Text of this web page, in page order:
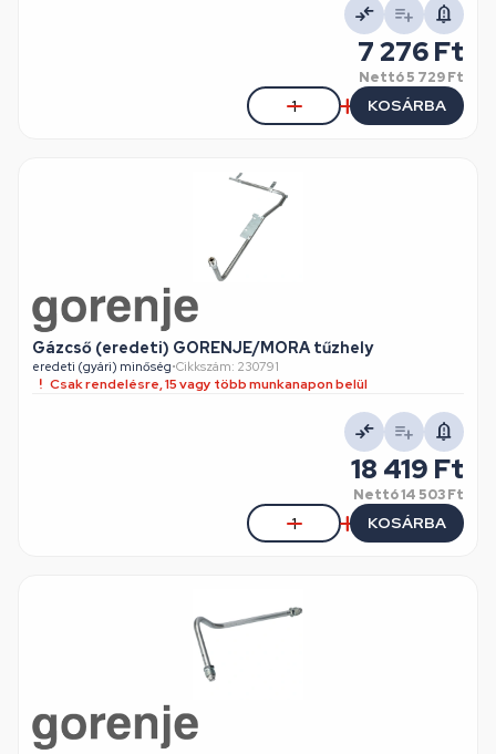
7 276 Ft
Nettó5 729 Ft
KOSÁRBA
Gázcső (eredeti) GORENJE/MORA tűzhely
eredeti (gyári) minőség•Cikkszám: 230791
Csak rendelésre, 15 vagy több munkanapon belül
18 419 Ft
Nettó14 503 Ft
KOSÁRBA